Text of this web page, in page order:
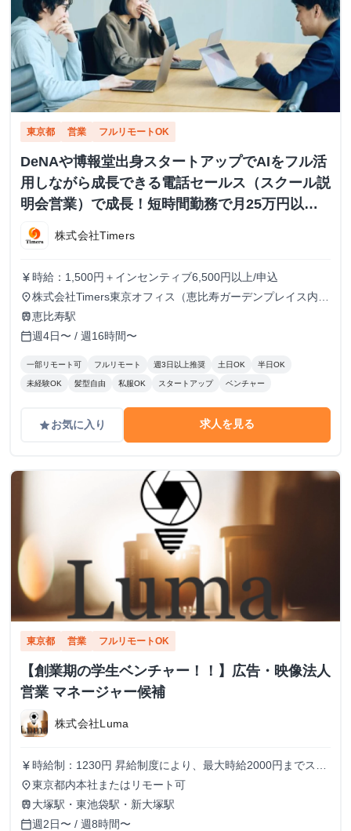
東京都 営業 フルリモートOK
DeNAや博報堂出身スタートアップでAIをフル活
用しながら成長できる電話セールス（スクール説
明会営業）で成長！短時間勤務で月25万円以上
も
株式会社Timers
currency_yen 時給：1,500円＋インセンティブ6,500円以上/申込
place株式会社Timers東京オフィス（恵比寿ガーデンプレイス内）
または在宅での勤務 顧客対応や業務ツール使用のため、自
宅の場合は快適なPCとネット環境が必須※海外在住・留学
train恵比寿駅
calendar_today週4日〜 / 週16時間〜
一部リモート可 フルリモート 週3日以上推奨 土日OK 半日OK
未経験OK 髪型自由 私服OK スタートアップ ベンチャー
gradeお気に入り 求人を見る
東京都 営業 フルリモートOK
【創業期の学生ベンチャー！！】広告・映像法人
営業 マネージャー候補
株式会社Luma
currency_yen 時給制：1230円 昇給制度により、最大時給2000円までステ
ップアップ可能です メンバーの半分以上が女性のため、女
性も働きやすい環境です！
place東京都内本社またはリモート可
train 大塚駅・東池袋駅・新大塚駅
calendar_today週2日〜 / 週8時間〜